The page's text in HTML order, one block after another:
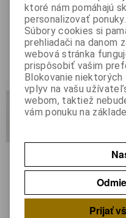
ktoré nám pomáhajú
personalizovať ponuky.
Súbory cookies si
prehliadači na danom
webová stránka
prispôsobiť vašim
Blokovanie
vplyv na vašu
webom, taktiež
vám ponuku na
Prijať